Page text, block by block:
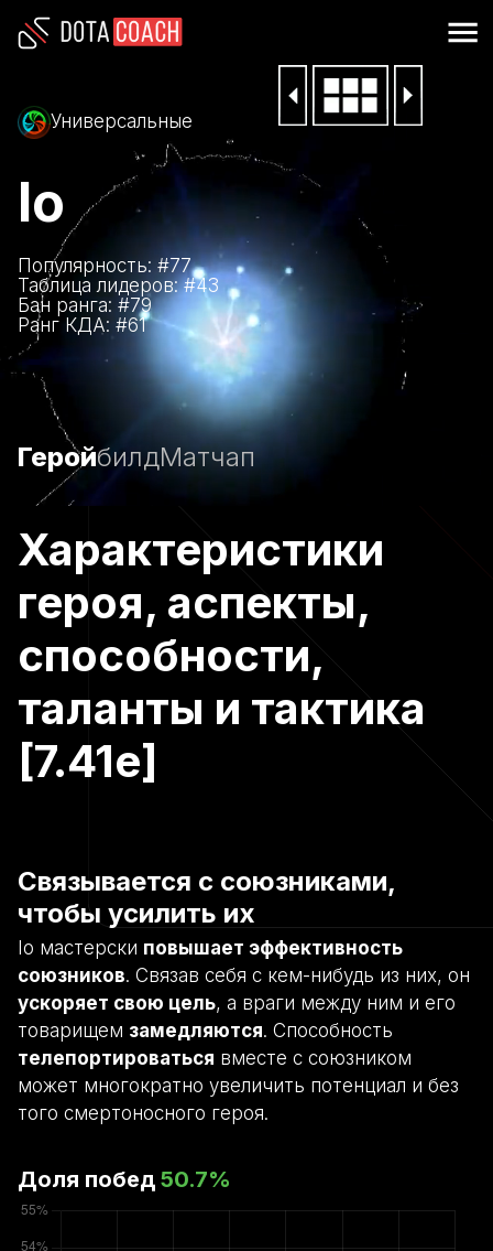
Универсальные
Io
Популярность: #77
Таблица лидеров: #43
Бан ранга: #79
Ранг КДА: #61
ГеройбилдМатчап
Характеристики
героя, аспекты,
способности,
таланты и тактика
[7.41e]
Связывается с союзниками,
чтобы усилить их
Io мастерски повышает эффективность
союзников. Связав себя с кем-нибудь из них, он
ускоряет свою цель, а враги между ним и его
товарищем замедляются. Способность
телепортироваться вместе с союзником
может многократно увеличить потенциал и без
того смертоносного героя.
Доля побед 50.7%